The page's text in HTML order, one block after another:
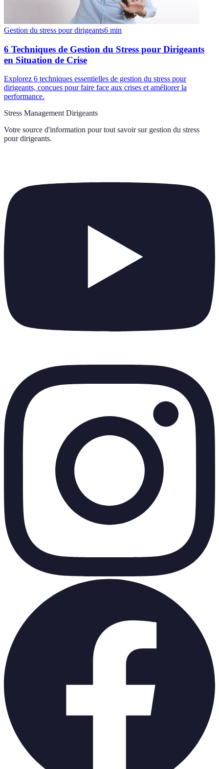
Gestion du stress pour dirigeants6 min
6 Techniques de Gestion du Stress pour Dirigeants
en Situation de Crise
Explorez 6 techniques essentielles de gestion du stress pour
dirigeants, conçues pour faire face aux crises et améliorer la
performance.
Stress Management Dirigeants
Votre source d'information pour tout savoir sur gestion du stress
pour dirigeants.